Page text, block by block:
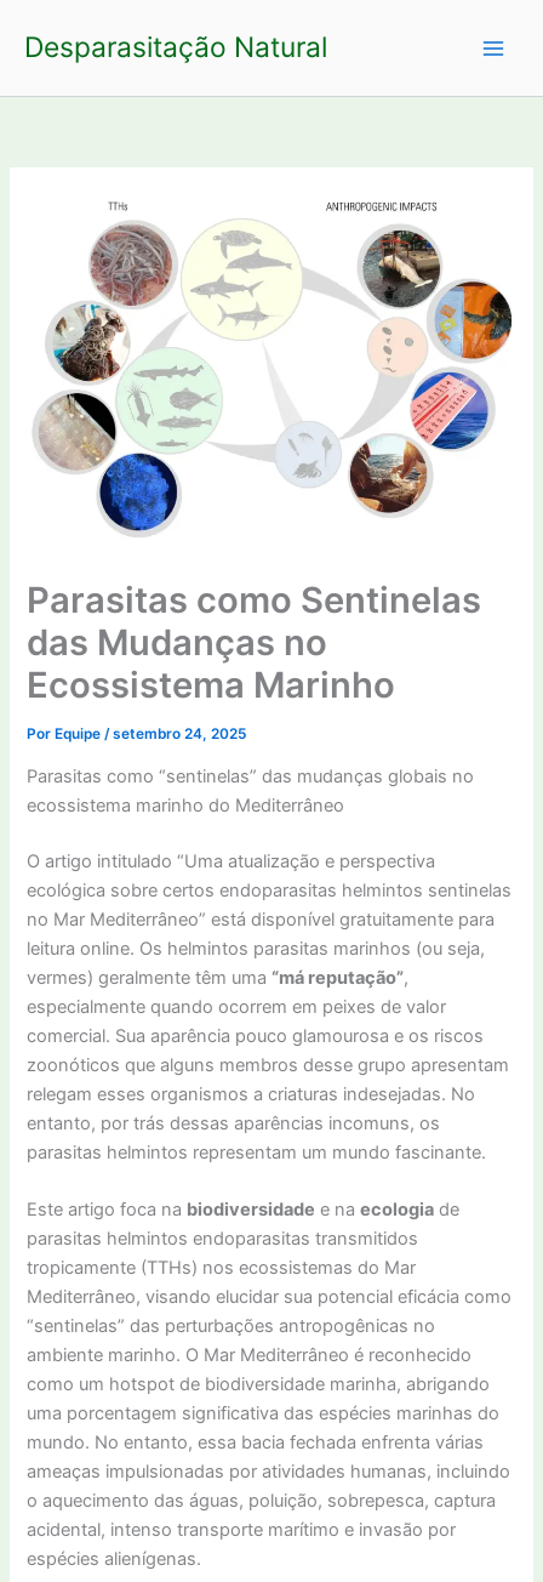
para
conteúdo
Desparasitação Natural
Parasitas como Sentinelas
das Mudanças no
Ecossistema Marinho
PorEquipe /setembro 24, 2025
Parasitas como “sentinelas” das mudanças globais no
ecossistema marinho do Mediterrâneo
O artigo intitulado “Uma atualização e perspectiva
ecológica sobre certos endoparasitas helmintos sentinelas
no Mar Mediterrâneo” está disponível gratuitamente para
leitura online. Os helmintos parasitas marinhos (ou seja,
vermes) geralmente têm uma “má reputação”,
especialmente quando ocorrem em peixes de valor
comercial. Sua aparência pouco glamourosa e os riscos
zoonóticos que alguns membros desse grupo apresentam
relegam esses organismos a criaturas indesejadas. No
entanto, por trás dessas aparências incomuns, os
parasitas helmintos representam um mundo fascinante.
Este artigo foca na biodiversidade e naecologia de
parasitas helmintos endoparasitas transmitidos
tropicamente (TTHs) nos ecossistemas do Mar
Mediterrâneo, visando elucidar sua potencial eficácia como
“sentinelas” das perturbações antropogênicas no
ambiente marinho. O Mar Mediterrâneo é reconhecido
como um hotspot de biodiversidade marinha, abrigando
uma porcentagem significativa das espécies marinhas do
mundo. No entanto, essa bacia fechada enfrenta várias
ameaças impulsionadas por atividades humanas, incluindo
o aquecimento das águas, poluição, sobrepesca, captura
acidental, intenso transporte marítimo e invasão por
espécies alienígenas.